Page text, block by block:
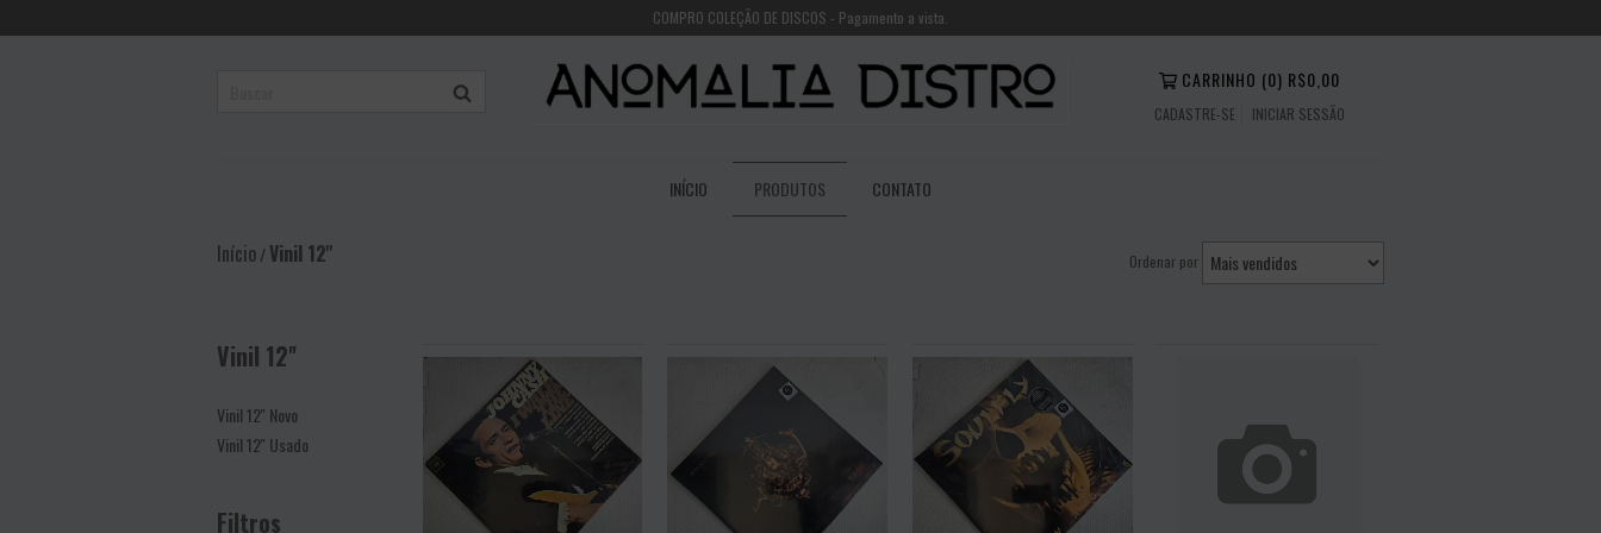
COMPRO COLEÇÃO DE DISCOS - Pagamento a vista.
CARRINHO (0) R$0,00
CADASTRE-SE INICIAR SESSÃO
INÍCIO PRODUTOS CONTATO
Início/Vinil 12'' Ordenar por
Vinil 12''
Vinil 12'' Novo
Vinil 12'' Usado
Filtros